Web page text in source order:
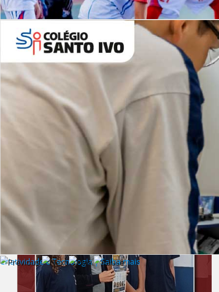
Desafios | Saiba mais
Criatividade e Tecnologia | Saiba mais